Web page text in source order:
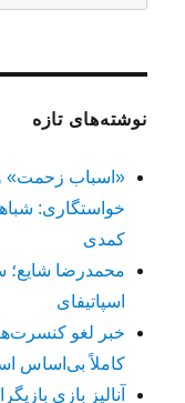
برای:
نوشته‌های تازه
«اسباب زحمت» و
کمدی
محمدرضا
اسپاتیفای
خبر لغو کنسرت‌ها
کاملاً بی‌اساس
آنالیز بازی